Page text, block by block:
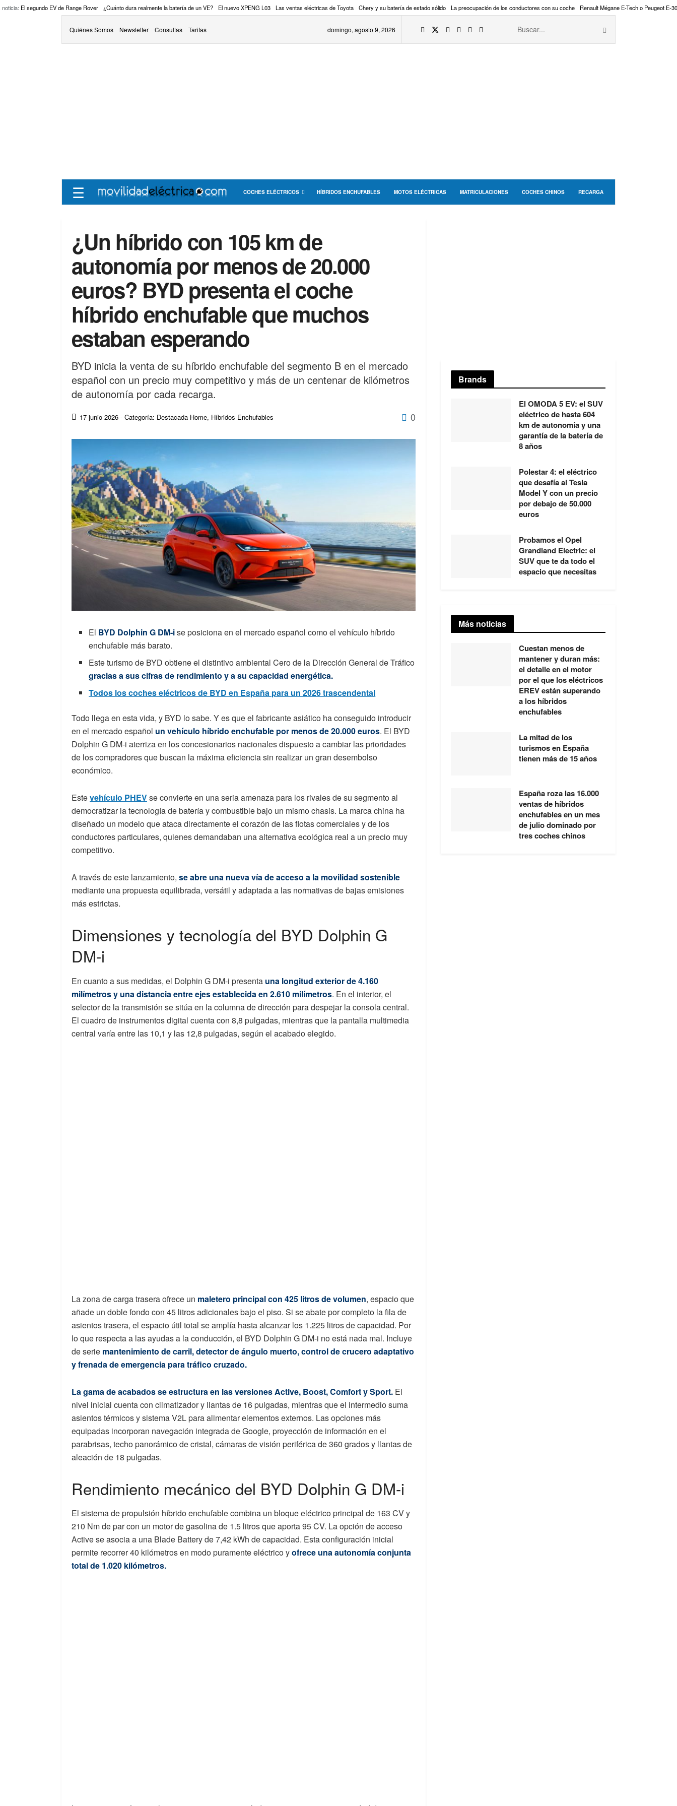
noticia: El segundo EV de Range Rover ¿Cuánto dura realmente la batería de un VE? El nuevo XPENG L03 Las ventas eléctricas de Toyota Chery y su batería de estado sólido La preocupación de los conductores con su coche Renault Mégane E-Tech o Peugeot E-
Quiénes Somos Newsletter Consultas Tarifas domingo, agosto 9, 2026
☰ COCHES ELÉCTRICOS HÍBRIDOS ENCHUFABLES MOTOS ELÉCTRICAS MATRICULACIONES COCHES CHINOS RECARGA
¿Un híbrido con 105 km de
autonomía por menos de 20.000
euros? BYD presenta el coche
híbrido enchufable que muchos
estaban esperando
BYD inicia la venta de su híbrido enchufable del segmento B en el mercado
español con un precio muy competitivo y más de un centenar de kilómetros
de autonomía por cada recarga.
17 junio 2026 - Categoría: Destacada Home, Híbridos Enchufables 0
El BYD Dolphin G DM-ise posiciona en el mercado español como el vehículo híbrido
enchufable más barato.
Este turismo de BYD obtiene el distintivo ambiental Cero de la Dirección General de Tráfico
gracias a sus cifras de rendimiento y a su capacidad energética.
Todos los coches eléctricos de BYD en España para un 2026 trascendental
Todo llega en esta vida, y BYD lo sabe. Y es que el fabricante asiático ha conseguido introducir
en el mercado español un vehículo híbrido enchufable por menos de 20.000 euros. El BYD
Dolphin G DM-i aterriza en los concesionarios nacionales dispuesto a cambiar las prioridades
de los compradores que buscan la máxima eficiencia sin realizar un gran desembolso
económico.
Estevehículo PHEVse convierte en una seria amenaza para los rivales de su segmento al
democratizar la tecnología de batería y combustible bajo un mismo chasis. La marca china ha
diseñado un modelo que ataca directamente el corazón de las flotas comerciales y de los
conductores particulares, quienes demandaban una alternativa ecológica real a un precio muy
competitivo.
A través de este lanzamiento, se abre una nueva vía de acceso a la movilidad sostenible
mediante una propuesta equilibrada, versátil y adaptada a las normativas de bajas emisiones
más estrictas.
Dimensiones y tecnología del BYD Dolphin G
DM-i
En cuanto a sus medidas, el Dolphin G DM-i presenta una longitud exterior de 4.160
milímetros y una distancia entre ejes establecida en 2.610 milímetros. En el interior, el
selector de la transmisión se sitúa en la columna de dirección para despejar la consola central.
El cuadro de instrumentos digital cuenta con 8,8 pulgadas, mientras que la pantalla multimedia
central varía entre las 10,1 y las 12,8 pulgadas, según el acabado elegido.
La zona de carga trasera ofrece un maletero principal con 425 litros de volumen, espacio que
añade un doble fondo con 45 litros adicionales bajo el piso. Si se abate por completo la fila de
asientos trasera, el espacio útil total se amplía hasta alcanzar los 1.225 litros de capacidad. Por
lo que respecta a las ayudas a la conducción, el BYD Dolphin G DM-i no está nada mal. Incluye
de serie mantenimiento de carril, detector de ángulo muerto, control de crucero adaptativo
y frenada de emergencia para tráfico cruzado.
La gama de acabados se estructura en las versiones Active, Boost, Comfort y Sport. El
nivel inicial cuenta con climatizador y llantas de 16 pulgadas, mientras que el intermedio suma
asientos térmicos y sistema V2L para alimentar elementos externos. Las opciones más
equipadas incorporan navegación integrada de Google, proyección de información en el
parabrisas, techo panorámico de cristal, cámaras de visión periférica de 360 grados y llantas de
aleación de 18 pulgadas.
Rendimiento mecánico del BYD Dolphin G DM-i
El sistema de propulsión híbrido enchufable combina un bloque eléctrico principal de 163 CV y
210 Nm de par con un motor de gasolina de 1.5 litros que aporta 95 CV. La opción de acceso
Active se asocia a una Blade Battery de 7,42 kWh de capacidad. Esta configuración inicial
permite recorrer 40 kilómetros en modo puramente eléctrico yofrece una autonomía conjunta
total de 1.020 kilómetros.
Brands
El OMODA 5 EV: el SUV
eléctrico de hasta 604
km de autonomía y una
garantía de la batería de
8 años
Polestar 4: el eléctrico
que desafía al Tesla
Model Y con un precio
por debajo de 50.000
euros
Probamos el Opel
Grandland Electric: el
SUV que te da todo el
espacio que necesitas
Más noticias
Cuestan menos de
mantener y duran más:
el detalle en el motor
por el que los eléctricos
EREV están superando
a los híbridos
enchufables
La mitad de los
turismos en España
tienen más de 15 años
España roza las 16.000
ventas de híbridos
enchufables en un mes
de julio dominado por
tres coches chinos